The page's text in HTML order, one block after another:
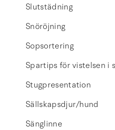
Slutstädning
Snöröjning
Sopsortering
Spartips för vistelsen i
Stugpresentation
Sällskapsdjur/hund
Sänglinne